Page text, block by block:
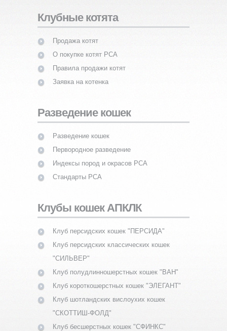
Клубные котята
Продажа котят
О покупке котят PCA
Правила продажи котят
Заявка на котенка
Разведение кошек
Разведение кошек
Первородное разведение
Индексы пород и окрасов PCA
Стандарты PCA
Клубы кошек АПКЛК
Клуб персидских кошек "ПЕРСИДА"
Клуб персидских классических кошек
"СИЛЬВЕР"
Клуб полудлинношерстных кошек "ВАН"
Клуб короткошерстных кошек "ЭЛЕГАНТ"
Клуб шотландских вислоухих кошек
"СКОТТИШ-ФОЛД"
Клуб бесшерстных кошек "СФИНКС"